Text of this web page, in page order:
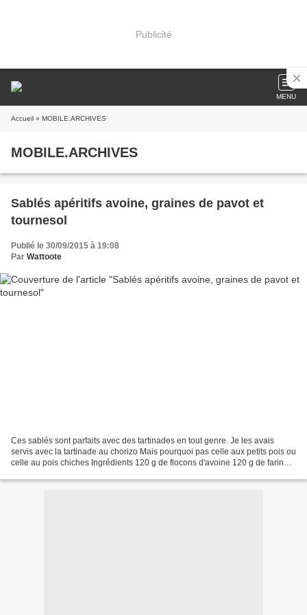
Publicité
MENU
Accueil » MOBILE.ARCHIVES
MOBILE.ARCHIVES
Sablés apéritifs avoine, graines de pavot et
tournesol
Publié le 30/09/2015 à 19:08
Par Wattoote
Ces sablés sont parfaits avec des tartinades en tout genre. Je les avais
servis avec la tartinade au chorizo Mais pourquoi pas celle aux petits pois ou
celle au pois chiches Ingrédients 120 g de flocons d'avoine 120 g de farine